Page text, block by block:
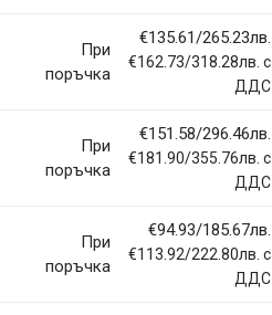
При
поръчка
€135.61/265.23лв.
€162.73/318.28лв. с
ДДС
При
поръчка
€151.58/296.46лв.
€181.90/355.76лв. с
ДДС
При
поръчка
€94.93/185.67лв.
€113.92/222.80лв. с
ДДС